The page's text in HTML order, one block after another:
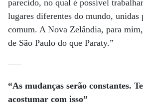
parecido, no qual é possível
lugares diferentes do mundo,
comum. A Nova Zelândia, para
de São Paulo do que Paraty.”
—–
“As mudanças serão constantes.
acostumar com isso”